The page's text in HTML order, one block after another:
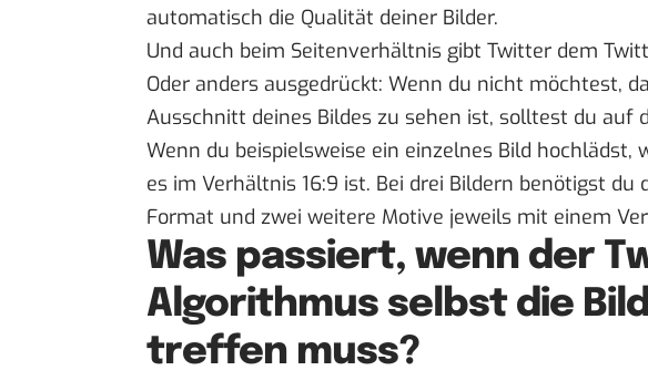
automatisch die Qualität deiner Bilder.
Und auch beim Seitenverhältnis gibt Twitter dem
Oder anders ausgedrückt: Wenn du nicht möchtest,
Ausschnitt deines Bildes zu sehen ist, solltest du auf
Wenn du beispielsweise ein einzelnes Bild hochlädst,
es im Verhältnis 16:9 ist. Bei drei Bildern benötigst du
Format und zwei weitere Motive jeweils mit einem
Was passiert, wenn der
Algorithmus selbst die
treffen muss?